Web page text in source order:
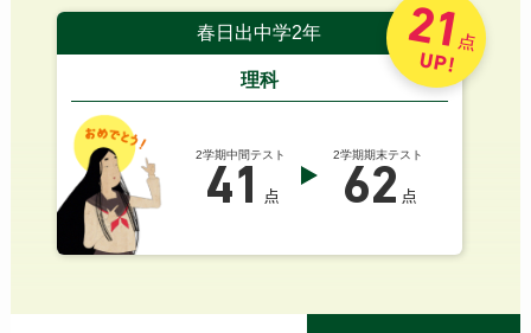
春日出中学2年
理科
2学期中間テスト
41 点
2学期期末テスト
62 点
21点
UP!